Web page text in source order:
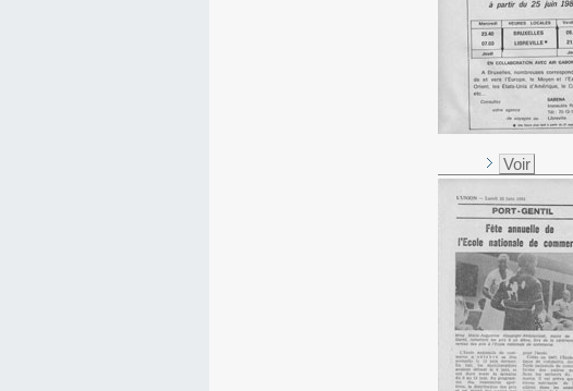
Voir